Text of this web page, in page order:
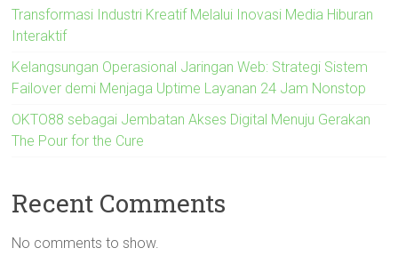
Transformasi Industri Kreatif Melalui Inovasi Media Hiburan
Interaktif
Kelangsungan Operasional Jaringan Web: Strategi Sistem
Failover demi Menjaga Uptime Layanan 24 Jam Nonstop
OKTO88 sebagai Jembatan Akses Digital Menuju Gerakan
The Pour for the Cure
Recent Comments
No comments to show.